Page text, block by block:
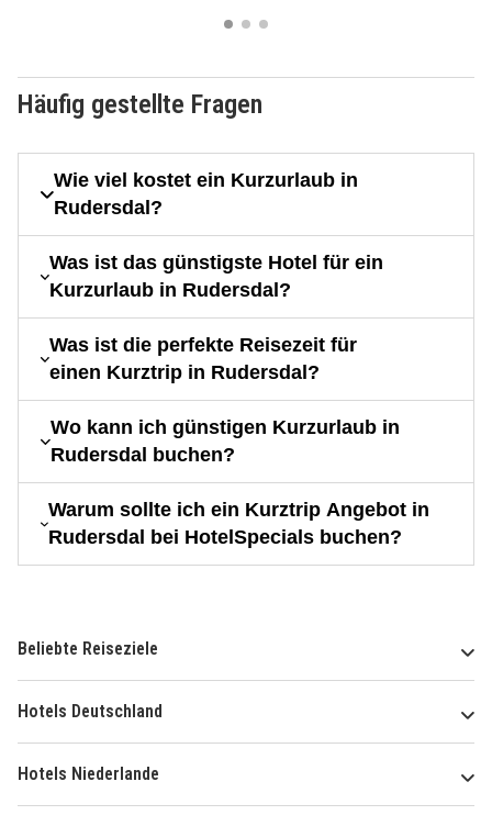
Häufig gestellte Fragen
Wie viel kostet ein Kurzurlaub in
Rudersdal?
Was ist das günstigste Hotel für ein
Kurzurlaub in Rudersdal?
Was ist die perfekte Reisezeit für
einen Kurztrip in Rudersdal?
Wo kann ich günstigen Kurzurlaub in
Rudersdal buchen?
Warum sollte ich ein Kurztrip Angebot in
Rudersdal bei HotelSpecials buchen?
Beliebte Reiseziele
Hotels Deutschland
Hotels Niederlande